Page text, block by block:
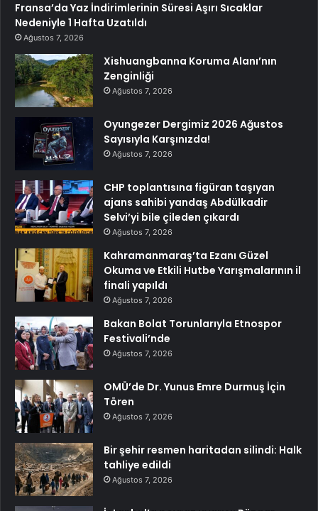
Fransa’da Yaz İndirimlerinin Süresi Aşırı Sıcaklar
Nedeniyle 1 Hafta Uzatıldı
Ağustos 7, 2026
Xishuangbanna Koruma Alanı’nın
Zenginliği
Ağustos 7, 2026
Oyungezer Dergimiz 2026 Ağustos
Sayısıyla Karşınızda!
Ağustos 7, 2026
CHP toplantısına figüran taşıyan
ajans sahibi yandaş Abdülkadir
Selvi’yi bile çileden çıkardı
Ağustos 7, 2026
Kahramanmaraş’ta Ezanı Güzel
Okuma ve Etkili Hutbe Yarışmalarının il
finali yapıldı
Ağustos 7, 2026
Bakan Bolat Torunlarıyla Etnospor
Festivali’nde
Ağustos 7, 2026
OMÜ’de Dr. Yunus Emre Durmuş İçin
Tören
Ağustos 7, 2026
Bir şehir resmen haritadan silindi: Halk
tahliye edildi
Ağustos 7, 2026